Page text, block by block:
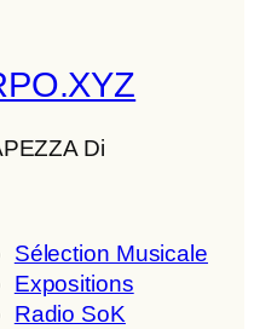
Di
Sélection Musicale
Expositions
Radio SoK